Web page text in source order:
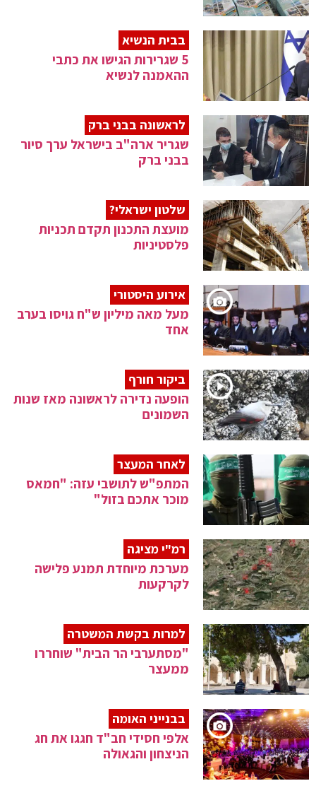
בבית הנשיא
5 שגרירות הגישו את כתבי
ההאמנה לנשיא
לראשונה בבני ברק
שגריר ארה"ב בישראל ערך סיור
בבני ברק
שלטון ישראלי?
מועצת התכנון תקדם תכניות
פלסטיניות
אירוע היסטורי
מעל מאה מיליון ש"ח גויסו בערב
אחד
ביקור חורף
הופעה נדירה לראשונה מאז שנות
השמונים
לאחר המעצר
המתפ"ש לתושבי עזה: "חמאס
מוכר אתכם בזול"
רמ"י מציגה
מערכת מיוחדת תמנע פלישה
לקרקעות
למרות בקשת המשטרה
"מסתערבי הר הבית" שוחררו
ממעצר
בבנייני האומה
אלפי חסידי חב"ד חגגו את חג
הניצחון והגאולה